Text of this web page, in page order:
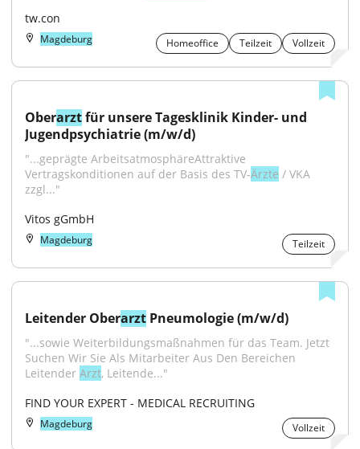
tw.con
Magdeburg Homeoffice Teilzeit Vollzeit
Oberarzt für unsere Tagesklinik Kinder- und
Jugendpsychiatrie (m/w/d)
"...geprägte ArbeitsatmosphäreAttraktive
Vertragskonditionen auf der Basis des TV-Ärzte / VKA
zzgl..."
Vitos gGmbH
Magdeburg Teilzeit
Leitender Oberarzt Pneumologie (m/w/d)
"...sowie Weiterbildungsmaßnahmen für das Team. Jetzt
Suchen Wir Sie Als Mitarbeiter Aus Den Bereichen
Leitender Arzt, Leitende..."
FIND YOUR EXPERT - MEDICAL RECRUITING
Magdeburg Vollzeit